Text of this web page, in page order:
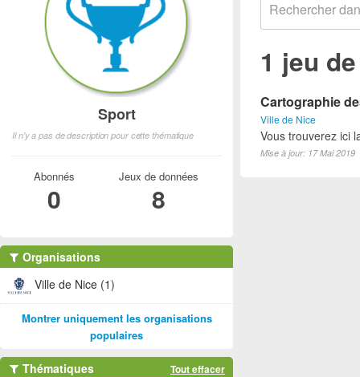
1 jeu
Cartographie
Ville de Nice
Vous trouverez ici
Mise à jour: 17 Mai 2019
Sport
Il n'y a pas de description pour cette thématique
Abonnés
0
Jeux de données
8
Organisations
Ville de Nice (1)
Montrer uniquement les organisations
populaires
Thématiques Tout effacer